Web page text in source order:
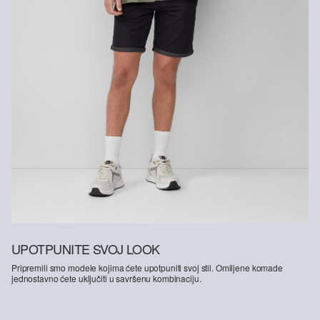
za prirodna vlakna iz obnovljivih izvora. Naše sirovine uzgajaju se
na način kojim se štede resursi.
Podržavamo Better Cotton: Kad se odlučite za naše pamučne
proizvode, podržavate našu investiciju u misiju „Better Cotton”,
pridonosite opstanku i dobrobiti poljoprivrednih zajednica, a
istovremeno štitite i oporavljate okoliš. Better Cotton pruža podršku
poljoprivrednim zajednicama u društvenom, ekološkom i
ekonomskom pogledu tako što ih osposobljava za održivije metode
uzgoja. Ovaj proizvod proizvodi se preko sustava masene bilance i
stoga možda ne sadrži Better Cotton.Više informacija o tome
soliver-group.com
UPOTPUNITE SVOJ LOOK
Pripremili smo modele kojima ćete upotpuniti svoj stil. Omiljene komade
jednostavno ćete uključiti u savršenu kombinaciju.